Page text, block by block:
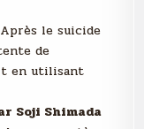
Après le suicide
de
en utilisant
Soji Shimada